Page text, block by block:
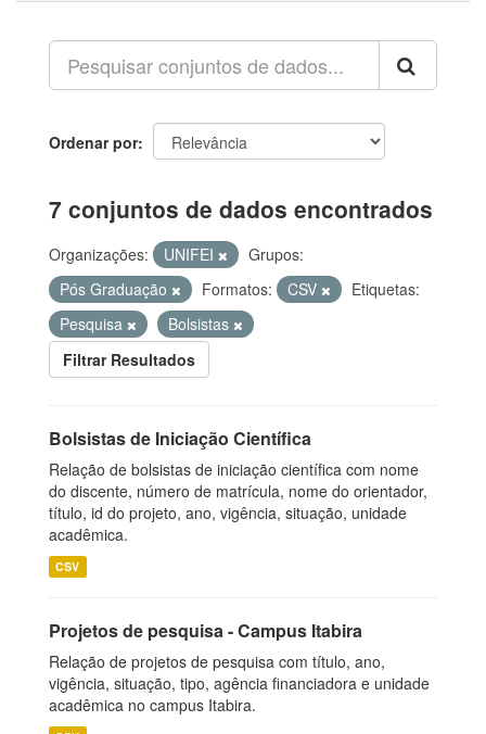
Ordenar por
7 conjuntos de dados encontrados
Organizações: UNIFEI
Grupos:
Pós Graduação
Formatos: CSV
Etiquetas:
Pesquisa
Bolsistas
Filtrar Resultados
Bolsistas de Iniciação Científica
Relação de bolsistas de iniciação científica com nome
do discente, número de matrícula, nome do orientador,
título, id do projeto, ano, vigência, situação, unidade
acadêmica.
CSV
Projetos de pesquisa - Campus Itabira
Relação de projetos de pesquisa com título, ano,
vigência, situação, tipo, agência financiadora e unidade
acadêmica no campus Itabira.